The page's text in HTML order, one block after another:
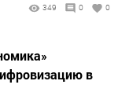
349 0 0
в